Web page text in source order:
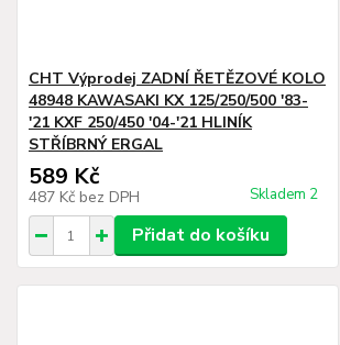
CHT Výprodej ZADNÍ ŘETĚZOVÉ KOLO
48948 KAWASAKI KX 125/250/500 '83-
'21 KXF 250/450 '04-'21 HLINÍK
STŘÍBRNÝ ERGAL
589 Kč
487 Kč bez DPH Skladem 2
Přidat do košíku